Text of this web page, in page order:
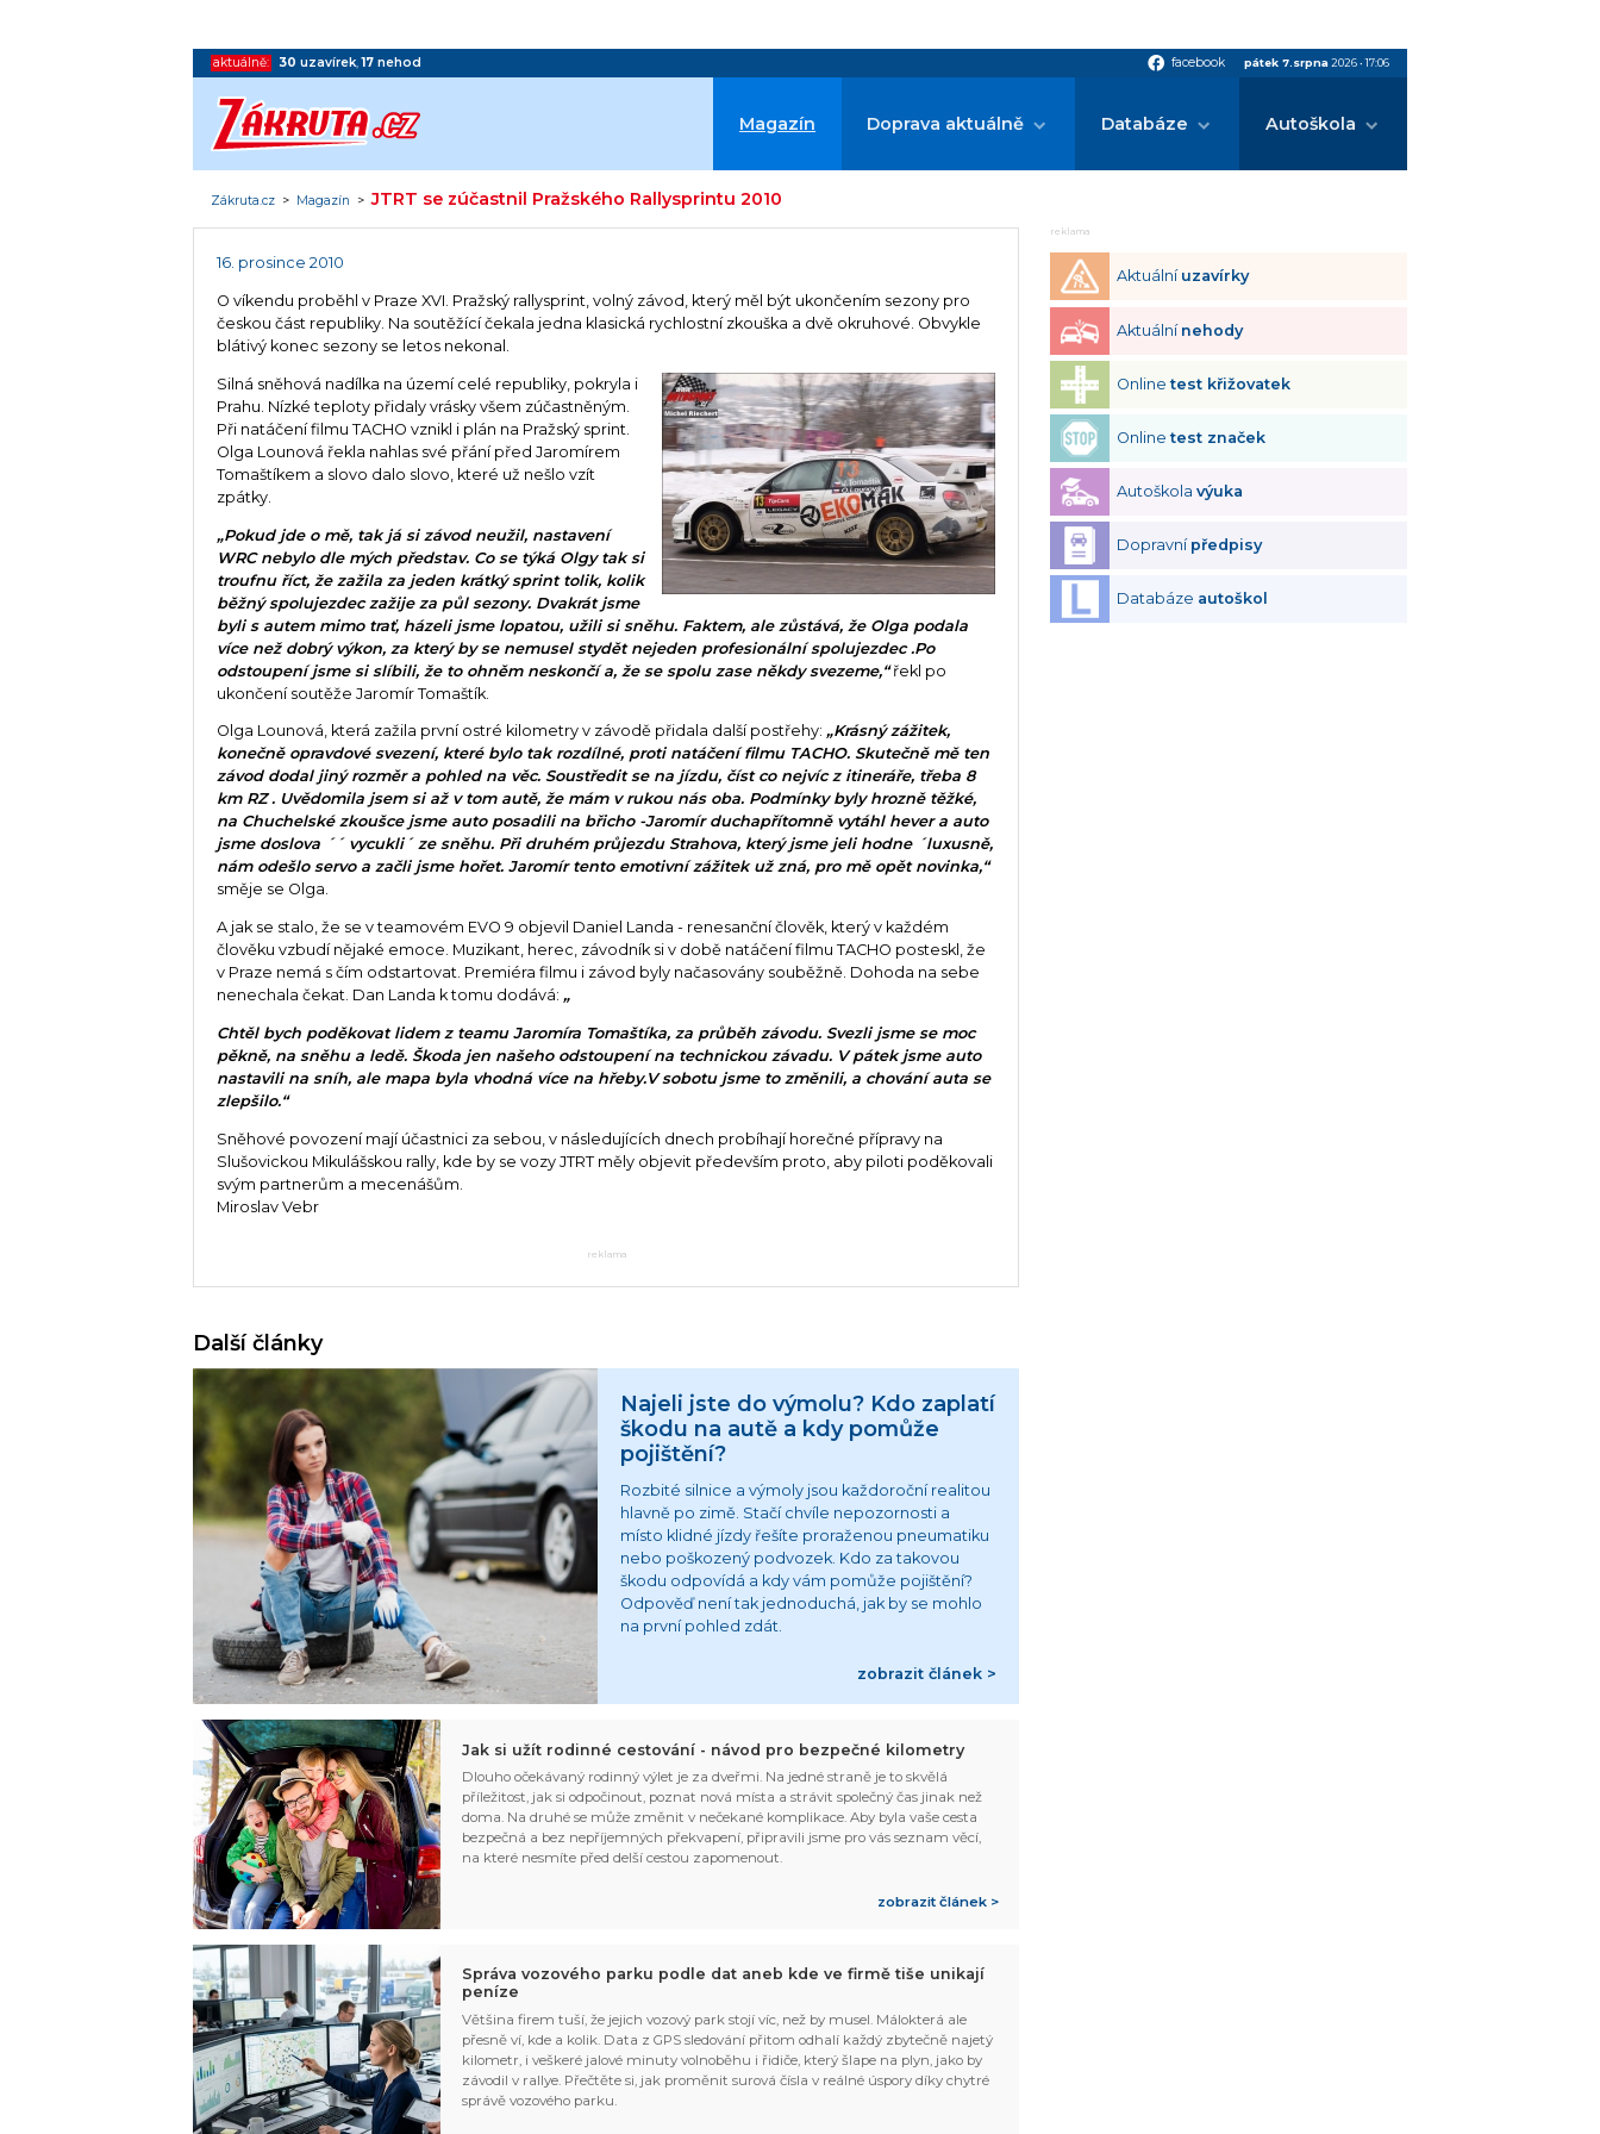
aktuálně: 30 uzavírek,17 nehod facebook facebook pátek 7.srpna 2026•17:06
Magazín Doprava aktuálně Databáze Autoškola
Zákruta.cz > Magazín >JTRT se zúčastnil Pražského Rallysprintu 2010
16. prosince 2010
O víkendu proběhl v Praze XVI. Pražský rallysprint, volný závod, který měl být ukončením sezony pro
českou část republiky. Na soutěžící čekala jedna klasická rychlostní zkouška a dvě okruhové. Obvykle
blátivý konec sezony se letos nekonal.
Silná sněhová nadílka na území celé republiky, pokryla i
Prahu. Nízké teploty přidaly vrásky všem zúčastněným.
Při natáčení filmu TACHO vznikl i plán na Pražský sprint.
Olga Lounová řekla nahlas své přání před Jaromírem
Tomaštíkem a slovo dalo slovo, které už nešlo vzít
zpátky.
„Pokud jde o mě, tak já si závod neužil, nastavení
WRC nebylo dle mých představ. Co se týká Olgy tak si
troufnu říct, že zažila za jeden krátký sprint tolik, kolik
běžný spolujezdec zažije za půl sezony. Dvakrát jsme
byli s autem mimo trať, házeli jsme lopatou, užili si sněhu. Faktem, ale zůstává, že Olga podala
více než dobrý výkon, za který by se nemusel stydět nejeden profesionální spolujezdec .Po
odstoupení jsme si slíbili, že to ohněm neskončí a, že se spolu zase někdy svezeme,“řekl po
ukončení soutěže Jaromír Tomaštík.
Olga Lounová, která zažila první ostré kilometry v závodě přidala další postřehy:„Krásný zážitek,
konečně opravdové svezení, které bylo tak rozdílné, proti natáčení filmu TACHO. Skutečně mě ten
závod dodal jiný rozměr a pohled na věc. Soustředit se na jízdu, číst co nejvíc z itineráře, třeba 8
km RZ . Uvědomila jsem si až v tom autě, že mám v rukou nás oba. Podmínky byly hrozně těžké,
na Chuchelské zkoušce jsme auto posadili na břicho -Jaromír duchapřítomně vytáhl hever a auto
jsme doslova ´´ vycukli´ ze sněhu. Při druhém průjezdu Strahova, který jsme jeli hodne ´luxusně,
nám odešlo servo a začli jsme hořet. Jaromír tento emotivní zážitek už zná, pro mě opět novinka,“
směje se Olga.
A jak se stalo, že se v teamovém EVO 9 objevil Daniel Landa - renesanční člověk, který v každém
člověku vzbudí nějaké emoce. Muzikant, herec, závodník si v době natáčení filmu TACHO posteskl, že
v Praze nemá s čím odstartovat. Premiéra filmu i závod byly načasovány souběžně. Dohoda na sebe
nenechala čekat. Dan Landa k tomu dodává:„
Chtěl bych poděkovat lidem z teamu Jaromíra Tomaštíka, za průběh závodu. Svezli jsme se moc
pěkně, na sněhu a ledě. Škoda jen našeho odstoupení na technickou závadu. V pátek jsme auto
nastavili na sníh, ale mapa byla vhodná více na hřeby.V sobotu jsme to změnili, a chování auta se
zlepšilo.“
Sněhové povození mají účastnici za sebou, v následujících dnech probíhají horečné přípravy na
Slušovickou Mikulášskou rally, kde by se vozy JTRT měly objevit především proto, aby piloti poděkovali
svým partnerům a mecenášům.
Miroslav Vebr
reklama
Další články
Najeli jste do výmolu? Kdo zaplatí
škodu na autě a kdy pomůže
pojištění?
Rozbité silnice a výmoly jsou každoroční realitou
hlavně po zimě. Stačí chvíle nepozornosti a
místo klidné jízdy řešíte proraženou pneumatiku
nebo poškozený podvozek. Kdo za takovou
škodu odpovídá a kdy vám pomůže pojištění?
Odpověď není tak jednoduchá, jak by se mohlo
na první pohled zdát.
zobrazit článek >
Jak si užít rodinné cestování - návod pro bezpečné kilometry
Dlouho očekávaný rodinný výlet je za dveřmi. Na jedné straně je to skvělá
příležitost, jak si odpočinout, poznat nová místa a strávit společný čas jinak než
doma. Na druhé se může změnit v nečekané komplikace. Aby byla vaše cesta
bezpečná a bez nepříjemných překvapení, připravili jsme pro vás seznam věcí,
na které nesmíte před delší cestou zapomenout.
zobrazit článek >
Správa vozového parku podle dat aneb kde ve firmě tiše unikají
peníze
Většina firem tuší, že jejich vozový park stojí víc, než by musel. Málokterá ale
přesně ví, kde a kolik. Data z GPS sledování přitom odhalí každý zbytečně najetý
kilometr, i veškeré jalové minuty volnoběhu i řidiče, který šlape na plyn, jako by
závodil v rallye. Přečtěte si, jak proměnit surová čísla v reálné úspory díky chytré
správě vozového parku.
reklama
Aktuální uzavírky
Aktuální nehody
Onlinetest křižovatek
Onlinetest značek
Autoškolavýuka
Dopravní předpisy
Databáze autoškol